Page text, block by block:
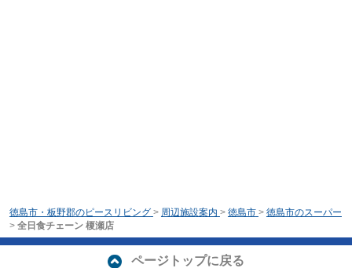
徳島市・板野郡のピースリビング > 周辺施設案内 > 徳島市 > 徳島市のスーパー
> 全日食チェーン 榎瀬店
ページトップに戻る